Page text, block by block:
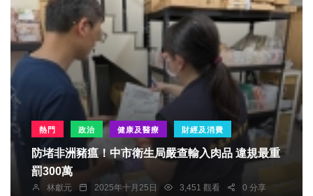
熱門 政治 健康及醫療 財經及消費
防堵非洲豬瘟！中市衛生局嚴查輸入肉品 違規最重
罰300萬
林獻元 2025年十月25日 3,451 觀看 0 分享